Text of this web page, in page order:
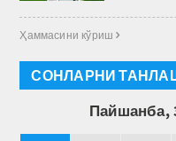
Ҳаммасини кўриш 
СОНЛАРНИ
Пайшанба,